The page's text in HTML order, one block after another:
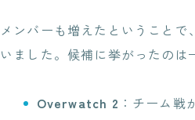
メンバーも増えたということ
いました。候補に挙がったの
Overwatch 2 ：チーム戦